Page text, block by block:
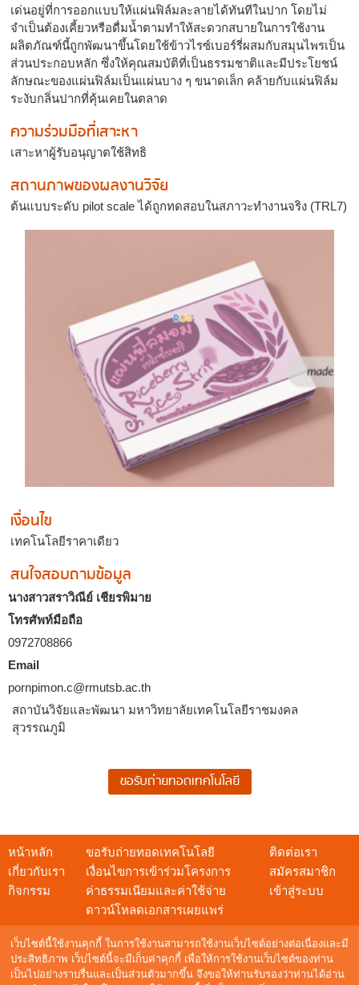
เว็บไซต์นี้ใช้งานคุกกี้ ในการใช้งานสามารถใช้งานเว็บไซต์อย่างต่อเนื่องและมี
ประสิทธิภาพ เว็บไซต์นี้จะมีเก็บค่าคุกกี้ เพื่อให้การใช้งานเว็บไซต์ของท่าน
เป็นไปอย่างราบรื่นและเป็นส่วนตัวมากขึ้น จึงขอให้ท่านรับรองว่าท่านได้อ่าน
เด่นอยู่ที่การออกแบบให้แผ่นฟิล์มละลายได้ทันทีในปาก โดยไม่
จำเป็นต้องเคี้ยวหรือดื่มน้ำตามทำให้สะดวกสบายในการใช้งาน
ผลิตภัณฑ์นี้ถูกพัฒนาขึ้นโดยใช้ข้าวไรซ์เบอร์รี่ผสมกับสมุนไพรเป็น
ส่วนประกอบหลัก ซึ่งให้คุณสมบัติที่เป็นธรรมชาติและมีประโยชน์
ลักษณะของแผ่นฟิล์มเป็นแผ่นบาง ๆ ขนาดเล็ก คล้ายกับแผ่นฟิล์ม
ระงับกลิ่นปากที่คุ้นเคยในตลาด
ความร่วมมือที่เสาะหา
เสาะหาผู้รับอนุญาตใช้สิทธิ
สถานภาพของผลงานวิจัย
ต้นแบบระดับ pilot scale ได้ถูกทดสอบในสภาวะทำงานจริง (TRL7)
เงื่อนไข
เทคโนโลยีราคาเดียว
สนใจสอบถามข้อมูล
นางสาวสราวิณีย์ เชียรพิมาย
โทรศัพท์มือถือ
0972708866
Email
pornpimon.c@rmutsb.ac.th
สถาบันวิจัยและพัฒนา มหาวิทยาลัยเทคโนโลยีราชมงคล
สุวรรณภูมิ
หน้าหลัก
เกี่ยวกับเรา
กิจกรรม
ขอรับถ่ายทอดเทคโนโลยี
เงื่อนไขการเข้าร่วมโครงการ
ค่าธรรมเนียมและค่าใช้จ่าย
ดาวน์โหลดเอกสารเผยแพร่
ติดต่อเรา
สมัครสมาชิก
เข้าสู่ระบบ